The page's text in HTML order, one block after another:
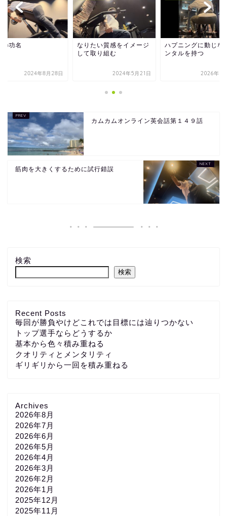
の功名
2024年8月28日
なりたい質感をイメージ
して取り組む
2024年5月21日
ハプニングに動じな
ンタルを持つ
2026年3
カムカムオンライン英会話第１４９話
筋肉を大きくするために試行錯誤
検索
検索
Recent Posts
毎回が勝負やけどこれでは目標には辿りつかない
トップ選手ならどうするか
基本から色々積み重ねる
クオリティとメンタリティ
ギリギリから一回を積み重ねる
Archives
2026年8月
2026年7月
2026年6月
2026年5月
2026年4月
2026年3月
2026年2月
2026年1月
2025年12月
2025年11月